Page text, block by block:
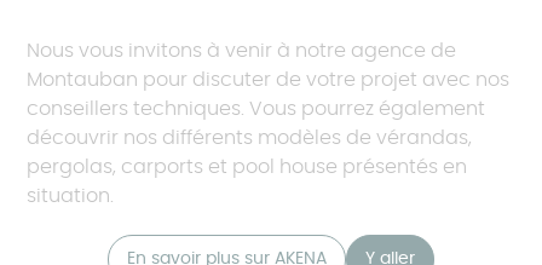
Nous vous invitons à venir à notre agence de
Montauban pour discuter de votre projet avec nos
conseillers techniques. Vous pourrez également
découvrir nos différents modèles de vérandas,
pergolas, carports et pool house présentés en
situation.
En savoir plus sur AKENA Y aller